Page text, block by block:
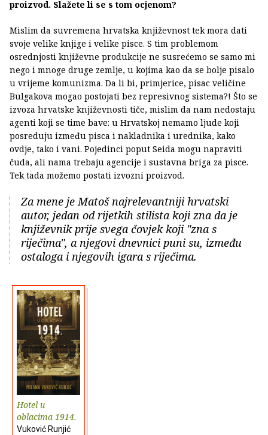
proizvod. Slažete li se s tom ocjenom?
Mislim da suvremena hrvatska književnost tek mora dati
svoje velike knjige i velike pisce. S tim problemom
osrednjosti književne produkcije ne susrećemo se samo mi
nego i mnoge druge zemlje, u kojima kao da se bolje pisalo
u vrijeme komunizma. Da li bi, primjerice, pisac veličine
Bulgakova mogao postojati bez represivnog sistema?! Što se
izvoza hrvatske književnosti tiče, mislim da nam nedostaju
agenti koji se time bave: u Hrvatskoj nemamo ljude koji
posreduju između pisca i nakladnika i urednika, kako
ovdje, tako i vani. Pojedinci poput Seida mogu napraviti
čuda, ali nama trebaju agencije i sustavna briga za pisce.
Tek tada možemo postati izvozni proizvod.
Za mene je Matoš najrelevantniji hrvatski
autor, jedan od rijetkih stilista koji zna da je
književnik prije svega čovjek koji "zna s
riječima", a njegovi dnevnici puni su, između
ostaloga i njegovih igara s riječima.
Hotel u
oblacima 1914.
Vuković Runjić